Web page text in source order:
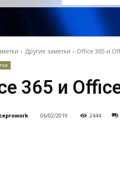
Другие заметки Office 365 и
365 и
06/02/2019 2444